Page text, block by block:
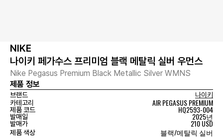
NIKE
나이키 페가수스 프리미엄 블랙 메탈릭 실버 우먼스
Nike Pegasus Premium Black Metallic Silver WMNS
제품 정보
브랜드
나이키
카테고리
AIR PEGASUS PREMIUM
제품 코드 HQ2593-004
발매일 2025년
발매가 210 USD
제품 색상 블랙/메탈릭 실버